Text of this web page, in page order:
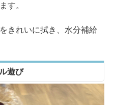
す。
きれいに拭き、水分補給
遊び